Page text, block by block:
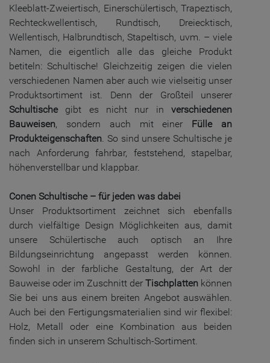
Kleeblatt-Zweiertisch, Einerschülertisch, Trapeztisch,
Rechteckwellentisch, Rundtisch, Dreiecktisch,
Wellentisch, Halbrundtisch, Stapeltisch, uvm. – viele
Namen, die eigentlich alle das gleiche Produkt
betiteln: Schultische! Gleichzeitig zeigen die vielen
verschiedenen Namen aber auch wie vielseitig unser
Produktsortiment ist. Denn der Großteil unserer
Schultischegibt es nicht nur in verschiedenen
Bauweisen, sondern auch mit einer Fülle an
Produkteigenschaften. So sind unsere Schultische je
nach Anforderung fahrbar, feststehend, stapelbar,
höhenverstellbar und klappbar.
Conen Schultische – für jeden was dabei
Unser Produktsortiment zeichnet sich ebenfalls
durch vielfältige Design Möglichkeiten aus, damit
unsere Schülertische auch optisch an Ihre
Bildungseinrichtung angepasst werden können.
Sowohl in der farbliche Gestaltung, der Art der
Bauweise oder im Zuschnitt der Tischplatten können
Sie bei uns aus einem breiten Angebot auswählen.
Auch bei den Fertigungsmaterialien sind wir flexibel:
Holz, Metall oder eine Kombination aus beiden
finden sich in unserem Schultisch-Sortiment.